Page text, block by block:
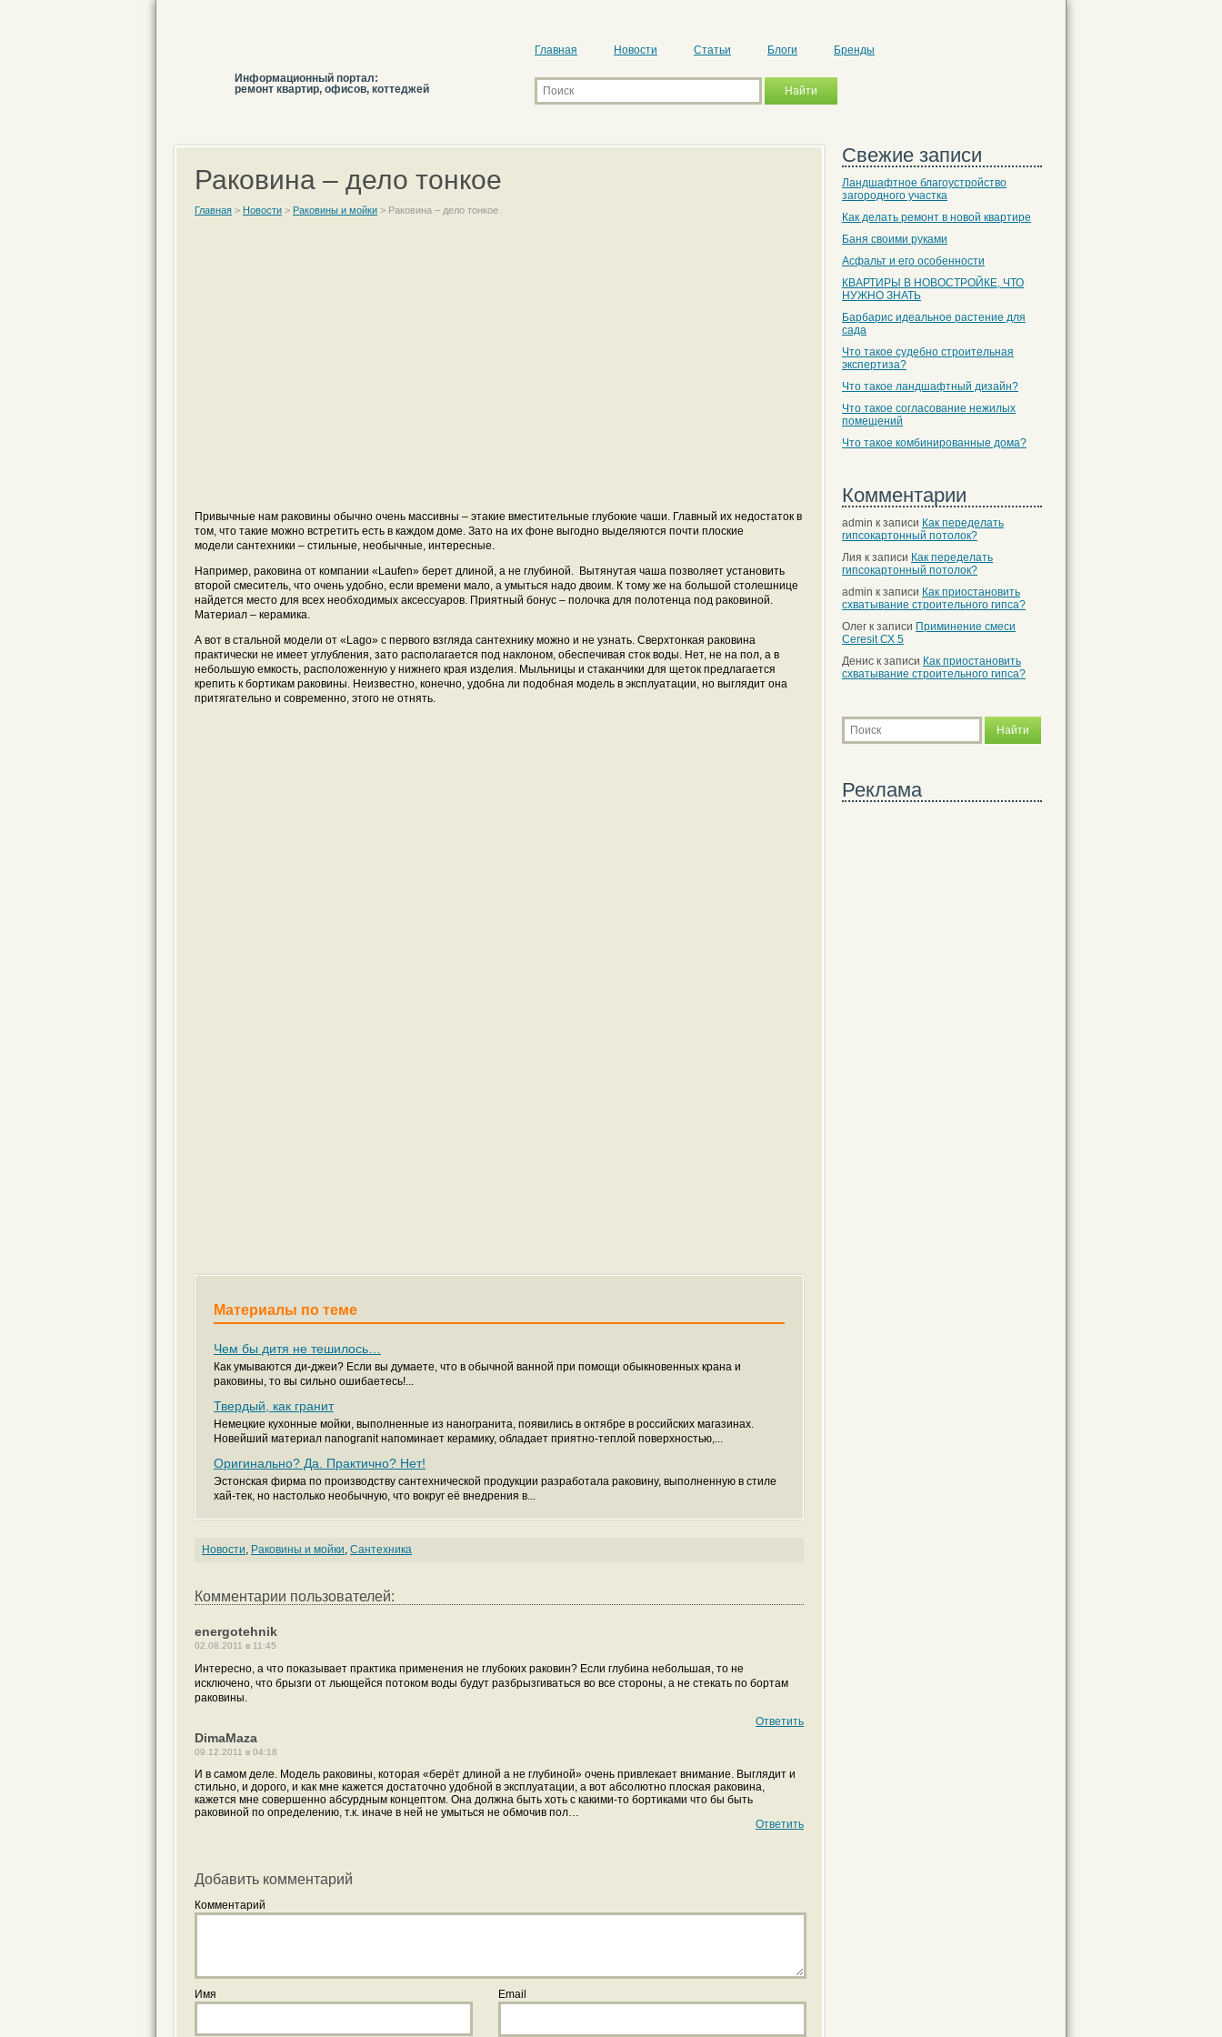
Информационный портал:
ремонт квартир, офисов, коттеджей
Главная Новости Статьи Блоги Бренды
Раковина – дело тонкое
Главная > Новости > Раковины и мойки > Раковина – дело тонкое
Привычные нам раковины обычно очень массивны – этакие вместительные глубокие чаши. Главный их недостаток в
том, что такие можно встретить есть в каждом доме. Зато на их фоне выгодно выделяются почти плоские
модели сантехники – стильные, необычные, интересные.
Например, раковина от компании «Laufen» берет длиной, а не глубиной. Вытянутая чаша позволяет установить
второй смеситель, что очень удобно, если времени мало, а умыться надо двоим. К тому же на большой столешнице
найдется место для всех необходимых аксессуаров. Приятный бонус – полочка для полотенца под раковиной.
Материал – керамика.
А вот в стальной модели от «Lago» с первого взгляда сантехнику можно и не узнать. Сверхтонкая раковина
практически не имеет углубления, зато располагается под наклоном, обеспечивая сток воды. Нет, не на пол, а в
небольшую емкость, расположенную у нижнего края изделия. Мыльницы и стаканчики для щеток предлагается
крепить к бортикам раковины. Неизвестно, конечно, удобна ли подобная модель в эксплуатации, но выглядит она
притягательно и современно, этого не отнять.
Материалы по теме
Чем бы дитя не тешилось…
Как умываются ди-джеи? Если вы думаете, что в обычной ванной при помощи обыкновенных крана и
раковины, то вы сильно ошибаетесь!...
Твердый, как гранит
Немецкие кухонные мойки, выполненные из наногранита, появились в октябре в российских магазинах.
Новейший материал nanogranit напоминает керамику, обладает приятно-теплой поверхностью,...
Оригинально? Да. Практично? Нет!
Эстонская фирма по производству сантехнической продукции разработала раковину, выполненную в стиле
хай-тек, но настолько необычную, что вокруг её внедрения в...
Новости, Раковины и мойки, Сантехника
Комментарии пользователей:
energotehnik
02.08.2011 в 11:45
Интересно, а что показывает практика применения не глубоких раковин? Если глубина небольшая, то не
исключено, что брызги от льющейся потоком воды будут разбрызгиваться во все стороны, а не стекать по бортам
раковины.
Ответить
DimaMaza
09.12.2011 в 04:18
И в самом деле. Модель раковины, которая «берёт длиной а не глубиной» очень привлекает внимание. Выглядит и
стильно, и дорого, и как мне кажется достаточно удобной в эксплуатации, а вот абсолютно плоская раковина,
кажется мне совершенно абсурдным концептом. Она должна быть хоть с какими-то бортиками что бы быть
раковиной по определению, т.к. иначе в ней не умыться не обмочив пол…
Ответить
Добавить комментарий
Комментарий
Имя Email
Свежие записи
Ландшафтное благоустройство
загородного участка
Как делать ремонт в новой квартире
Баня своими руками
Асфальт и его особенности
КВАРТИРЫ В НОВОСТРОЙКЕ, ЧТО
НУЖНО ЗНАТЬ
Барбарис идеальное растение для
сада
Что такое судебно строительная
экспертиза?
Что такое ландшафтный дизайн?
Что такое согласование нежилых
помещений
Что такое комбинированные дома?
Комментарии
admin к записи Как переделать
гипсокартонный потолок?
Лия к записи Как переделать
гипсокартонный потолок?
admin к записи Как приостановить
схватывание строительного гипса?
Олег к записи Приминение смеси
Ceresit СХ 5
Денис к записи Как приостановить
схватывание строительного гипса?
Реклама